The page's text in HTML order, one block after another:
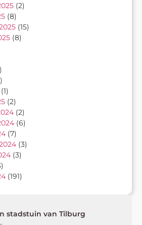
(2)
(8)
(15)
(8)
(1)
(2)
(2)
(6)
(7)
(3)
(3)
(191)
stadstuin van Tilburg